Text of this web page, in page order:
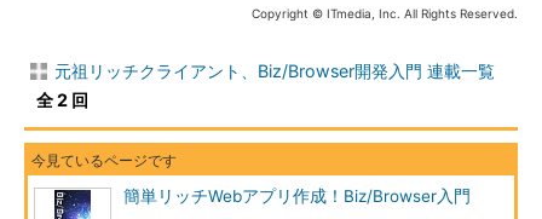
Copyright © ITmedia, Inc. All Rights Reserved.
元祖リッチクライアント、Biz/Browser開発入門 連載一覧
全 2 回
簡単リッチWebアプリ作成！Biz/Browser入門